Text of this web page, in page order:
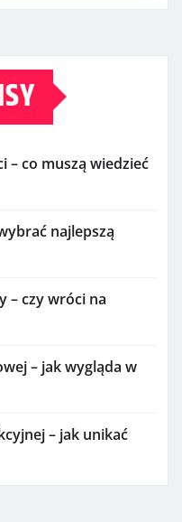
– co muszą wiedzieć
najlepszą
– czy wróci na
– jak wygląda w
– jak unikać